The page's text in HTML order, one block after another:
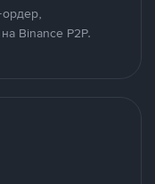
ордер,
Binance P2P.